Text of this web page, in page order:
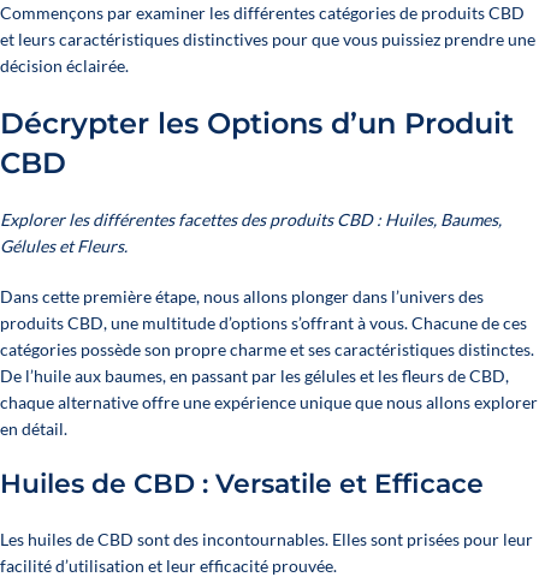
Commençons par examiner les différentes catégories de produits CBD
et leurs caractéristiques distinctives pour que vous puissiez prendre une
décision éclairée.
Décrypter les Options d’un Produit
CBD
Explorer les différentes facettes des produits CBD : Huiles, Baumes,
Gélules et Fleurs.
Dans cette première étape, nous allons plonger dans l’univers des
produits CBD, une multitude d’options s’offrant à vous. Chacune de ces
catégories possède son propre charme et ses caractéristiques distinctes.
De l’huile aux baumes, en passant par les gélules et les fleurs de CBD,
chaque alternative offre une expérience unique que nous allons explorer
en détail.
Huiles de CBD : Versatile et Efficace
Les huiles de CBD sont des incontournables. Elles sont prisées pour leur
facilité d’utilisation et leur efficacité prouvée.